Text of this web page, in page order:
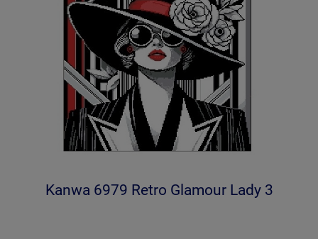
Kanwa 6979 Retro Glamour Lady 3